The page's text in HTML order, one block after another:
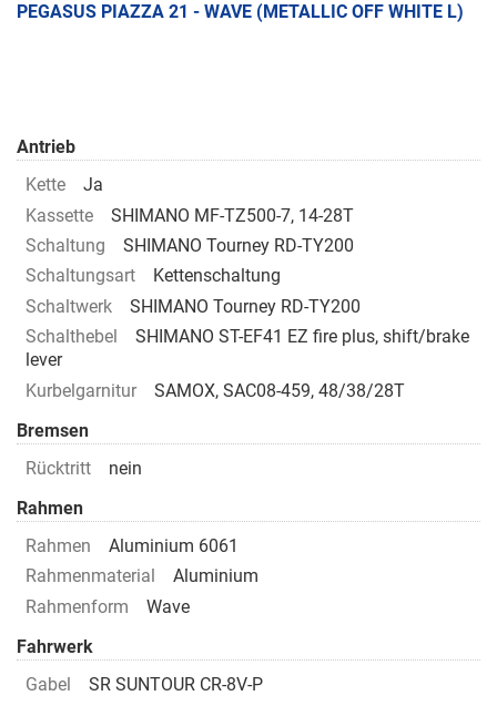
PEGASUS PIAZZA 21 - WAVE (METALLIC OFF WHITE L)
Antrieb
Kette
Ja
Kassette
SHIMANO MF-TZ500-7, 14-28T
Schaltung
SHIMANO Tourney RD-TY200
Schaltungsart
Kettenschaltung
Schaltwerk
SHIMANO Tourney RD-TY200
Schalthebel
SHIMANO ST-EF41 EZ fire plus, shift/brake
lever
Kurbelgarnitur
SAMOX, SAC08-459, 48/38/28T
Bremsen
Rücktritt
nein
Rahmen
Rahmen
Aluminium 6061
Rahmenmaterial
Aluminium
Rahmenform
Wave
Fahrwerk
Gabel
SR SUNTOUR CR-8V-P